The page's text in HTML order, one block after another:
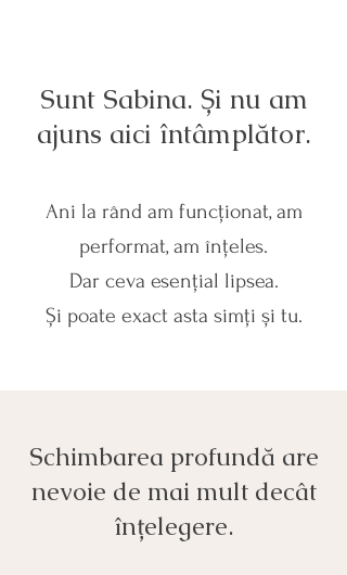
Sunt Sabina. Și nu am
ajuns aici întâmplător.
Ani la rând am funcționat, am
performat, am înțeles.
Dar ceva esențial lipsea.
Și poate exact asta simți și tu.
Schimbarea profundă are
nevoie de mai mult decât
înțelegere.